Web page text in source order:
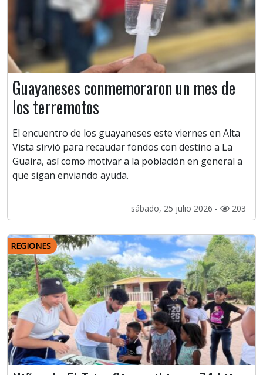
Guayaneses conmemoraron un mes de
los terremotos
El encuentro de los guayaneses este viernes en Alta
Vista sirvió para recaudar fondos con destino a La
Guaira, así como motivar a la población en general a
que sigan enviando ayuda.
sábado, 25 julio 2026 - 203
REGIONES